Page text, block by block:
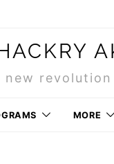
new
MORE